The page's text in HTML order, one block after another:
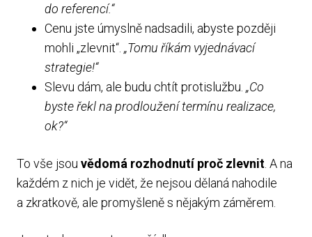
do referencí.“
Cenu jste úmyslně nadsadili, abyste později
mohli „zlevnit“. „Tomu říkám vyjednávací
strategie!“
Slevu dám, ale budu chtít protislužbu. „Co
byste řekl na prodloužení termínu realizace,
ok?“
To vše jsou vědomá rozhodnutí proč zlevnit . A na
každém z nich je vidět, že nejsou dělaná nahodile
a zkratkově, ale promyšleně s nějakým záměrem.